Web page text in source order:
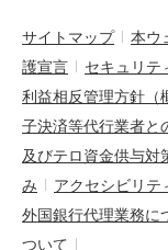
サイトマップ 本ウ
護宣言
セキュリテ
利益相反管理方針（
子決済等代行業者と
及びテロ資金供与対
み
アクセシビリテ
外国銀行代理業務に
ついて